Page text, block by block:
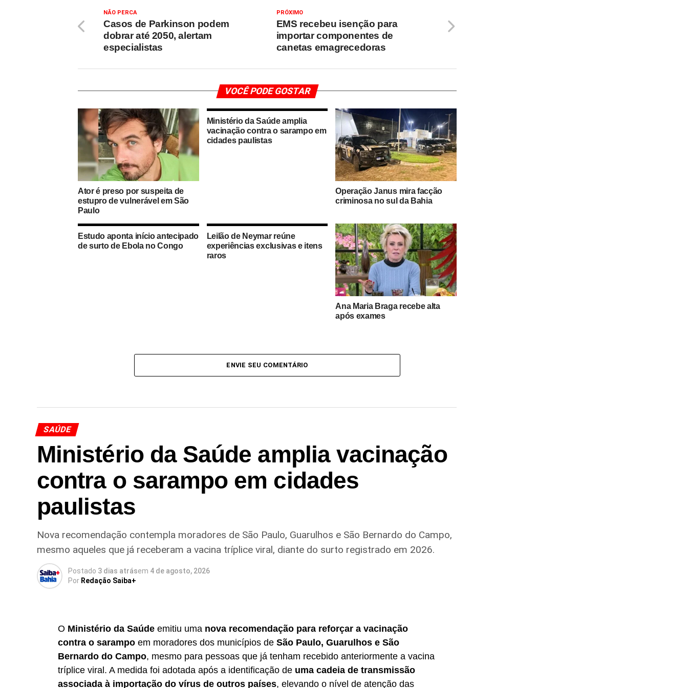
PRÓXIMO
EMS recebeu isenção para
importar componentes de
canetas emagrecedoras
NÃO PERCA
Casos de Parkinson podem
dobrar até 2050, alertam
especialistas
VOCÊ PODE GOSTAR
Ator é preso por suspeita de
estupro de vulnerável em São
Paulo
Ministério da Saúde amplia
vacinação contra o sarampo em
cidades paulistas
Operação Janus mira facção
criminosa no sul da Bahia
Estudo aponta início antecipado
de surto de Ebola no Congo
Leilão de Neymar reúne
experiências exclusivas e itens
raros
Ana Maria Braga recebe alta
após exames
ENVIE SEU COMENTÁRIO
SAÚDE
Ministério da Saúde amplia vacinação
contra o sarampo em cidades
paulistas
Nova recomendação contempla moradores de São Paulo, Guarulhos e São Bernardo do Campo,
mesmo aqueles que já receberam a vacina tríplice viral, diante do surto registrado em 2026.
Postado 3 dias atrásem 4 de agosto, 2026
Por Redação Saiba+
O Ministério da Saúde emitiu uma nova recomendação para reforçar a vacinação
contra o sarampo em moradores dos municípios de São Paulo, Guarulhos e São
Bernardo do Campo, mesmo para pessoas que já tenham recebido anteriormente a vacina
tríplice viral. A medida foi adotada após a identificação de uma cadeia de transmissão
associada à importação do vírus de outros países, elevando o nível de atenção das